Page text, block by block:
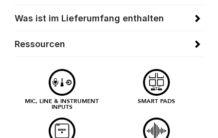
Was ist im Lieferumfang enthalten
Ressourcen
MIC, LINE & INSTRUMENT
INPUTS
SMART PADS